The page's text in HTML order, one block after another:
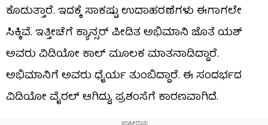
ಕೊಡುತ್ತಾರೆ. ಇದಕ್ಕೆ ಸಾಕಷ್ಟು ಉದಾಹರಣೆಗಳು ಈಗಾಗಲೇ
ಸಿಕ್ಕಿವೆ. ಇತ್ತೀಚೆಗೆ ಕ್ಯಾನ್ಸರ್ ಪೀಡಿತ ಅಭಿಮಾನಿ ಜೊತೆ ಯಶ್
ಅವರು ವಿಡಿಯೋ ಕಾಲ್​​ ಮೂಲಕ ಮಾತನಾಡಿದ್ದಾರೆ.
ಅಭಿಮಾನಿಗೆ ಅವರು ಧೈರ್ಯ ತುಂಬಿದ್ದಾರೆ. ಈ ಸಂದರ್ಭದ
ವಿಡಿಯೋ ವೈರಲ್ ಆಗಿದ್ದು, ಪ್ರಶಂಸೆಗೆ ಕಾರಣವಾಗಿದೆ.